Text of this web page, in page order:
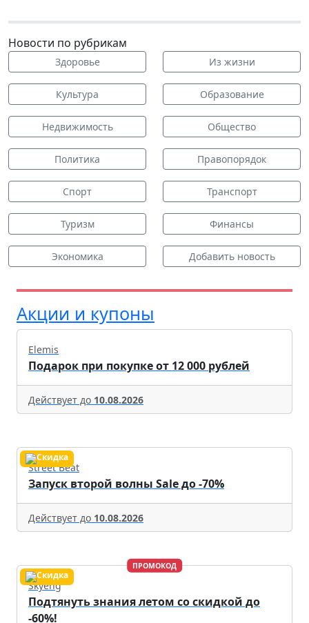
Новости по рубрикам
Здоровье Из жизни
Культура Образование
Недвижимость Общество
Политика Правопорядок
Спорт Транспорт
Туризм Финансы
Экономика Добавить новость
Акции и купоны
Elemis
Подарок при покупке от 12 000 рублей
Действует до 10.08.2026
Street Beat
Запуск второй волны Sale до -70%
Действует до 10.08.2026
ПРОМОКОД
Skyeng
Подтянуть знания летом со скидкой до
-60%!